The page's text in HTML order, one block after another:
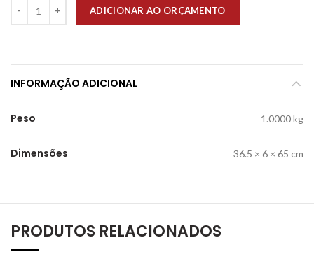
ADICIONAR AO ORÇAMENTO
INFORMAÇÃO ADICIONAL
Peso 1.0000 kg
Dimensões 36.5 × 6 × 65 cm
PRODUTOS RELACIONADOS